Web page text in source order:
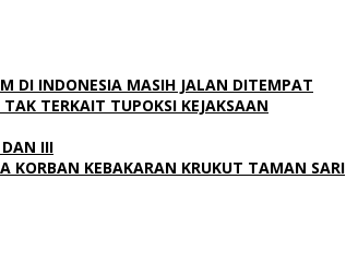
DI INDONESIA MASIH JALAN DITEMPAT
TERKAIT TUPOKSI KEJAKSAAN
DAN III
KORBAN KEBAKARAN KRUKUT TAMAN SARI